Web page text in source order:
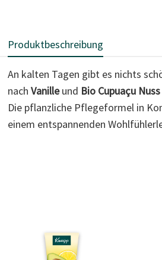
Produktbeschreibung
An kalten Tagen gibt es nichts
nach Vanilleund Bio Cupuaçu Nuss
Die pflanzliche Pflegeformel in
einem entspannenden